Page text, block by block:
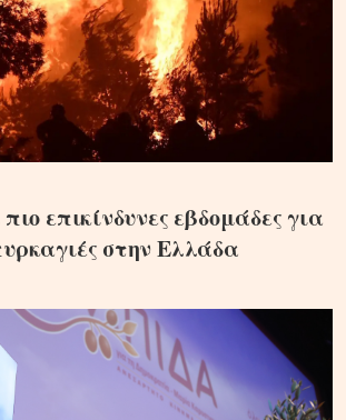
επικίνδυνες εβδομάδες για
στην Ελλάδα